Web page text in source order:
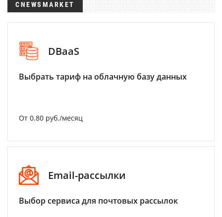
CNEWSMARKET
DBaaS
Выбрать тариф на облачную базу данных
От 0.80 руб./месяц
Email-рассылки
Выбор сервиса для почтовых рассылок